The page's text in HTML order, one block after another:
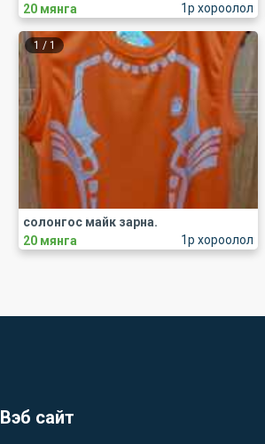
1р хороолол
20 мянга
1 / 1
1р хороолол
солонгос майк зарна.
20 мянга
Вэб сайт